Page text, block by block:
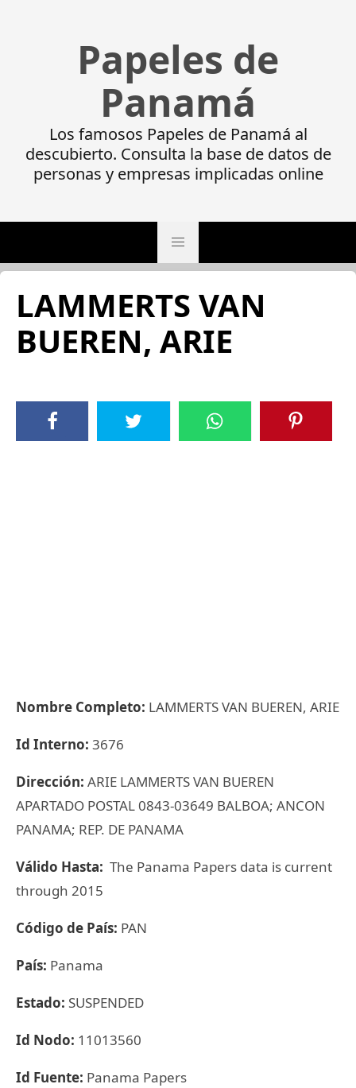
Papeles de
Panamá
Los famosos Papeles de Panamá al
descubierto. Consulta la base de datos de
personas y empresas implicadas online
LAMMERTS VAN
BUEREN, ARIE
Nombre Completo: LAMMERTS VAN BUEREN, ARIE
Id Interno: 3676
Dirección: ARIE LAMMERTS VAN BUEREN
APARTADO POSTAL 0843-03649 BALBOA; ANCON
PANAMA; REP. DE PANAMA
Válido Hasta: The Panama Papers data is current
through 2015
Código de País: PAN
País: Panama
Estado: SUSPENDED
Id Nodo: 11013560
Id Fuente: Panama Papers